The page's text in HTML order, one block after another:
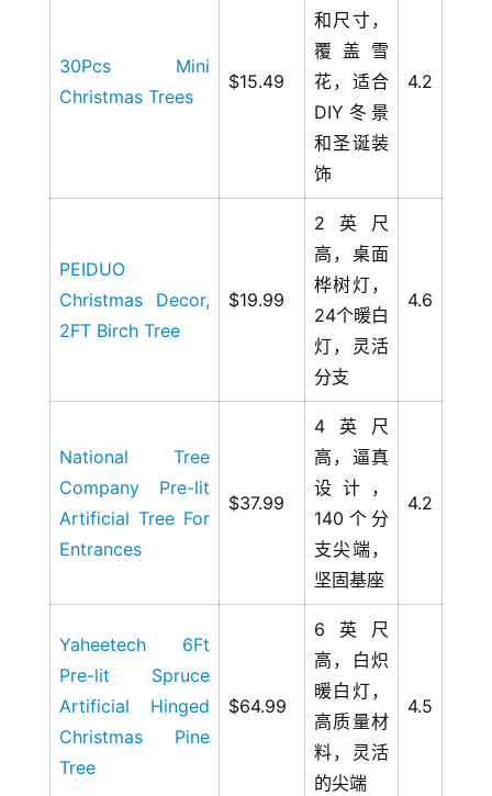
30Pcs Mini
Christmas Trees
$15.49
和尺寸，
覆盖雪
花，适合
DIY冬景
和圣诞装
饰
4.2
PEIDUO
Christmas Decor,
2FT Birch Tree
$19.99
2英尺
高，桌面
桦树灯，
24个暖白
灯，灵活
分支
4.6
National Tree
Company Pre-lit
Artificial Tree For
Entrances
$37.99
4英尺
高，逼真
设计，
140个分
支尖端，
坚固基座
4.2
Yaheetech 6Ft
Pre-lit Spruce
Artificial Hinged
Christmas Pine
Tree
$64.99
6英尺
高，白炽
暖白灯，
高质量材
料，灵活
的尖端
4.5